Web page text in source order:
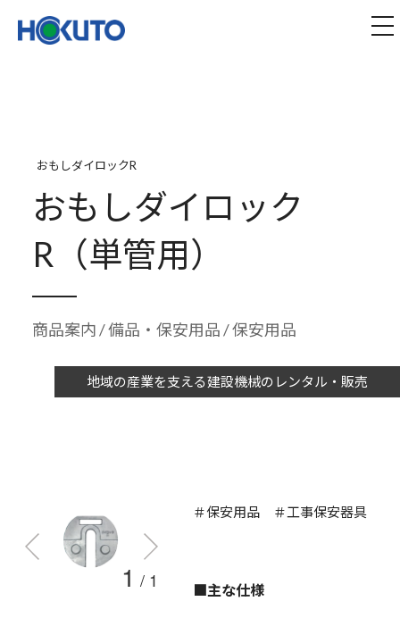
おもしダイロックR
おもしダイロック
R（単管用）
商品案内/備品・保安用品/ 保安用品
地域の産業を支える建設機械のレンタル・販売
1 / 1
＃保安用品 ＃工事保安器具
■主な仕様